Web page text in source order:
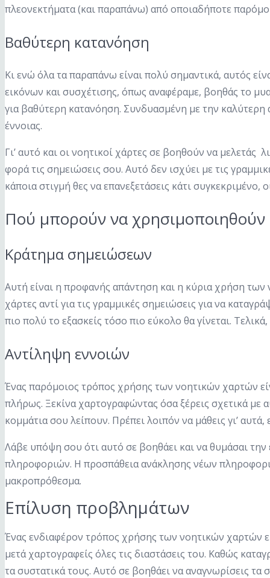
πλεονεκτήματα (και παραπάνω) από οποιαδήποτε
Βαθύτερη κατανόηση
Κι ενώ όλα τα παραπάνω είναι πολύ σημαντικά, αυτός
εικόνων και συσχέτισης, όπως αναφέραμε, βοηθάς το
για βαθύτερη κατανόηση. Συνδυασμένη με την καλύτερη
έννοιας.
Γι’ αυτό και οι νοητικοί χάρτες σε βοηθούν να μελετάς
φορά τις σημειώσεις σου. Αυτό δεν ισχύει με τις
κάποια στιγμή θες να επανεξετάσεις κάτι
Πού μπορούν να χρησιμοποιηθούν
Κράτημα σημειώσεων
Αυτή είναι η προφανής απάντηση και η κύρια χρήση
χάρτες αντί για τις γραμμικές σημειώσεις για να
πιο πολύ το εξασκείς τόσο πιο εύκολο θα γίνεται.
Αντίληψη εννοιών
Ένας παρόμοιος τρόπος χρήσης των νοητικών χαρτών
πλήρως. Ξεκίνα χαρτογραφώντας όσα ξέρεις σχετικά με
κομμάτια σου λείπουν. Πρέπει λοιπόν να μάθεις γι’
Λάβε υπόψη σου ότι αυτό σε βοηθάει και να θυμάσαι
πληροφοριών. Η προσπάθεια ανάκλησης νέων
μακροπρόθεσμα.
Επίλυση προβλημάτων
Ένας ενδιαφέρον τρόπος χρήσης των νοητικών χαρτών
μετά χαρτογραφείς όλες τις διαστάσεις του. Καθώς
τα συστατικά τους. Αυτό σε βοηθάει να αναγνωρίσεις τα